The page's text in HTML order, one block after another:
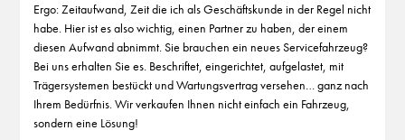
Ergo: Zeitaufwand, Zeit die ich als Geschäftskunde in der Regel nicht
habe. Hier ist es also wichtig, einen Partner zu haben, der einem
diesen Aufwand abnimmt. Sie brauchen ein neues Servicefahrzeug?
Bei uns erhalten Sie es. Beschriftet, eingerichtet, aufgelastet, mit
Trägersystemen bestückt und Wartungsvertrag versehen… ganz nach
Ihrem Bedürfnis. Wir verkaufen Ihnen nicht einfach ein Fahrzeug,
sondern eine Lösung!